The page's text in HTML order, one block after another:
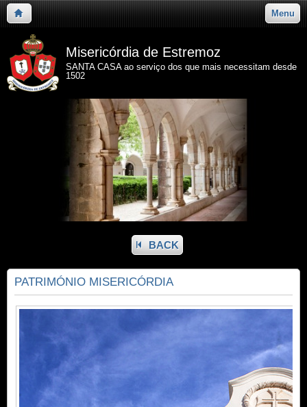
Menu
Misericórdia de Estremoz
SANTA CASA ao serviço dos que mais necessitam desde
1502
BACK
PATRIMÓNIO MISERICÓRDIA